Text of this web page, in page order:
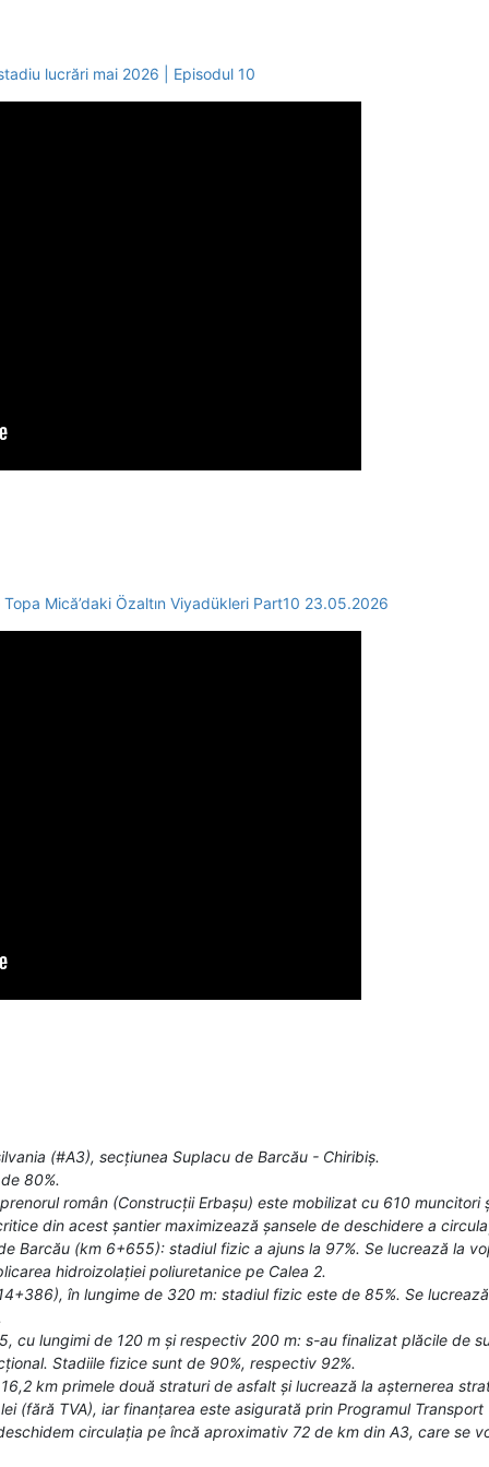
lucrări mai 2026 | Episodul 10
Mică’daki Özaltın Viyadükleri Part10 23.05.2026
(#A3), secțiunea Suplacu de Barcău - Chiribiș.
80%.
român (Construcții Erbașu) este mobilizat cu 610 muncitori
din acest șantier maximizează șansele de deschidere a
Barcău (km 6+655): stadiul fizic a ajuns la 97%. Se lucrează la
hidroizolației poliuretanice pe Calea 2.
în lungime de 320 m: stadiul fizic este de 85%. Se
cu lungimi de 120 m și respectiv 200 m: s-au finalizat plăcile de
Stadiile fizice sunt de 90%, respectiv 92%.
km primele două straturi de asfalt și lucrează la așternerea
(fără TVA), iar finanțarea este asigurată prin Programul Transport
circulația pe încă aproximativ 72 de km din A3, care se